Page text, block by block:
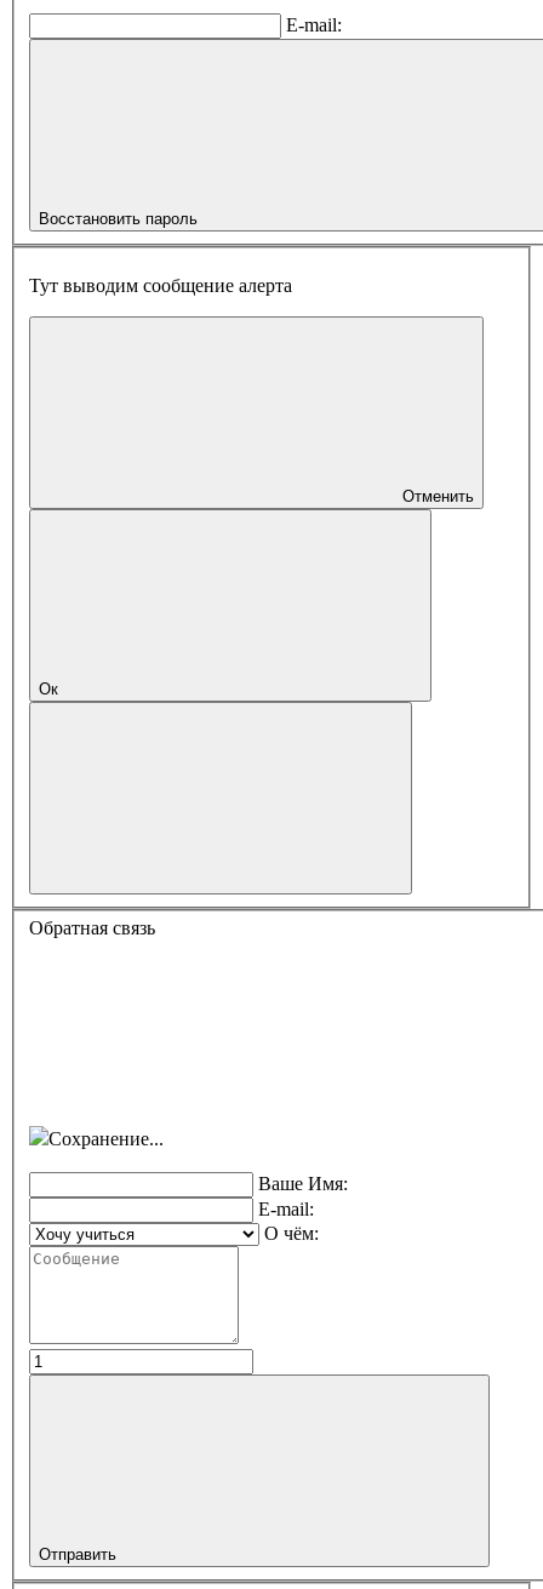
E-mail:
Восстановить пароль
Тут выводим сообщение алерта
Отменить
Ок
Обратная связь
Сохранение...
Ваше Имя:
E-mail:
О чём:
Отправить